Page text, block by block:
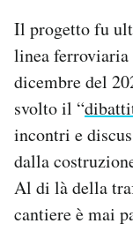
Il progetto fu
linea
dicembre del
svolto il “
incontri e
dalla
Al di là della
cantiere è mai